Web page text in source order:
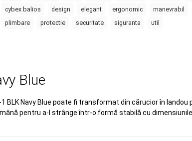
cybex balios
design elegant ergonomic manevrabil
plimbare
protectie securitate siguranta util
Blue
1 BLK Navy Blue poate fi transformat din cărucior în landou
pentru a-l strânge într-o formă stabilă cu